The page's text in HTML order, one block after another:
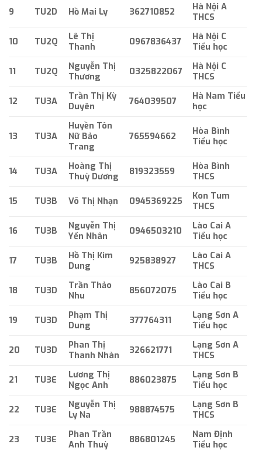
9 TU2D Hồ Mai Ly 362710852
Hà Nội A
THCS
10 TU2Q
Lê Thị
Thanh
0967836437
Hà Nội C
Tiểu học
11 TU2Q
Nguyễn Thị
Thương
0325822067
Hà Nội C
THCS
12 TU3A
Trần Thị Kỳ
Duyên
764039507
Hà Nam Tiểu
học
13 TU3A
Huyền Tôn
Nữ Bảo
Trang
765594662
Hòa Bình
Tiểu học
14 TU3A
Hoàng Thị
Thuỳ Dương
819323559
Hòa Bình
THCS
15 TU3B Võ Thị Nhạn 0945369225
Kon Tum
THCS
16 TU3B
Nguyễn Thị
Yến Nhân
0946503210
Lào Cai A
Tiểu học
17 TU3B
Hồ Thị Kim
Dung
925838927
Lào Cai A
THCS
18 TU3D
Trần Thảo
Nhu
856072075
Lào Cai B
Tiểu học
19 TU3D
Phạm Thị
Dung
377764311
Lạng Sơn A
Tiểu học
20 TU3D
Phan Thị
Thanh Nhàn
326621771
Lạng Sơn A
THCS
21 TU3E
Lương Thị
Ngọc Anh
886023875
Lạng Sơn B
Tiểu học
22 TU3E
Nguyễn Thị
Ly Na
988874575
Lạng Sơn B
THCS
23 TU3E
Phan Trần
Anh Thuỳ
886801245
Nam Định
Tiểu học